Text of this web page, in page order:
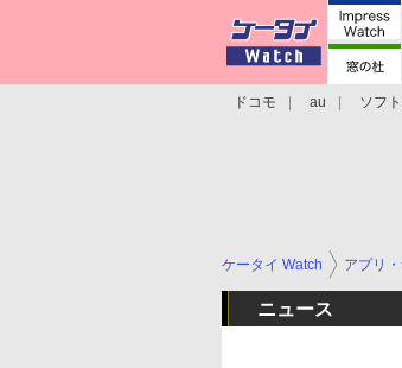
ドコモ au ソフ
ケータイ Watch アプリ
ニュース